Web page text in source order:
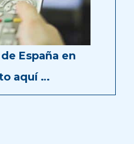
España en
aquí …